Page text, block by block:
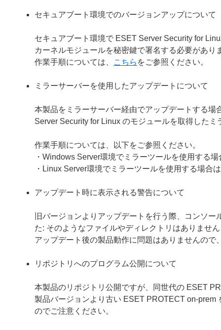
セキュアブート環境でのバージョンアップについて
セキュアブート環境で ESET Server Security for
カーネルモジュールを秘密鍵で署名する必要があり
作業手順については、
こちら をご参照ください。
ミラーサーバーを使用したアップデートについて
本製品をミラーサーバー経由でアップデートする
Server Security for Linux のモジュールを取得した
作業手順については、以下をご参照ください。
・Windows Server環境でミラーツールを使用する場
・Linux Server環境でミラーツールを使用する場合は
アップデート時に表示される警告について
旧バージョンよりアップデートを行う際、コンソ
た: そのようなファイルやディレクトリはありませ
アップデート後の製品動作に問題はありませんので
リポジトリへのプログラム公開について
本製品のリポジトリ公開ですが、同世代の ESET
製品バージョンより古い ESET PROTECT on-
のでご注意ください。